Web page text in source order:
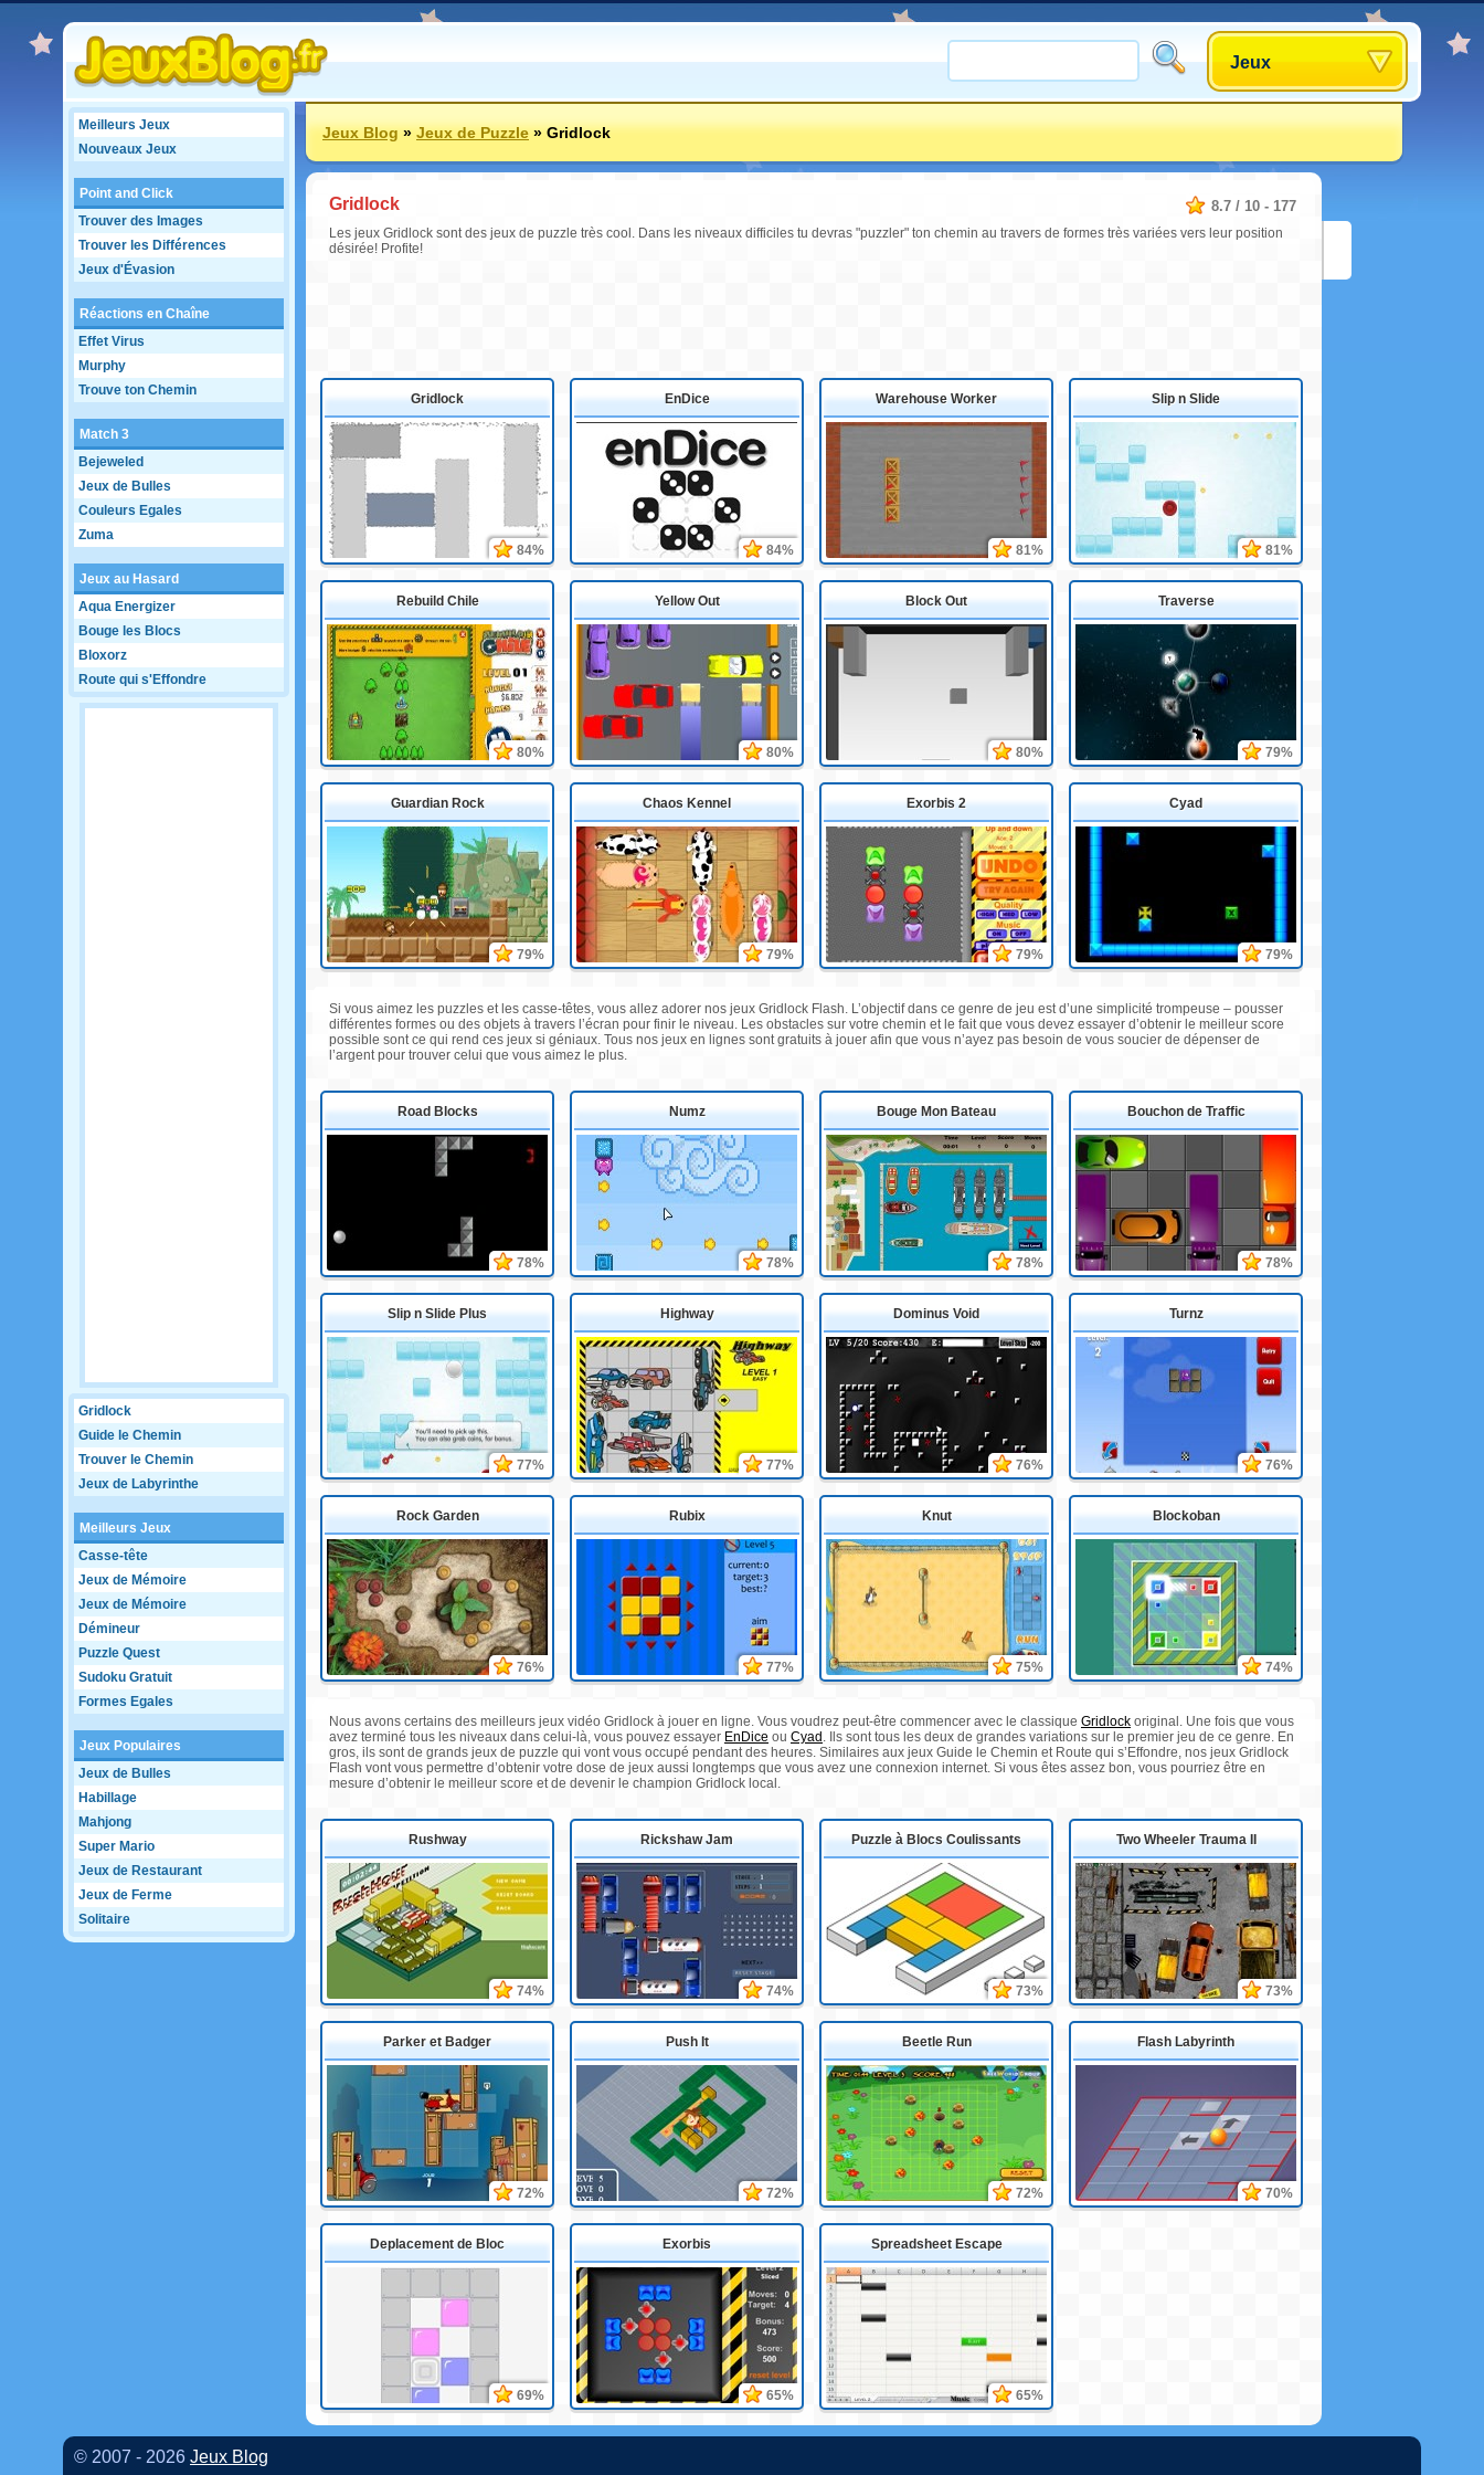
Jeux
Meilleurs Jeux
Nouveaux Jeux
Point and Click
Trouver des Images
Trouver les Différences
Jeux d'Évasion
Réactions en Chaîne
Effet Virus
Murphy
Trouve ton Chemin
Match 3
Bejeweled
Jeux de Bulles
Couleurs Egales
Zuma
Jeux au Hasard
Aqua Energizer
Bouge les Blocs
Bloxorz
Route qui s'Effondre
Gridlock
Guide le Chemin
Trouver le Chemin
Jeux de Labyrinthe
Meilleurs Jeux
Casse-tête
Jeux de Mémoire
Jeux de Mémoire
Démineur
Puzzle Quest
Sudoku Gratuit
Formes Egales
Jeux Populaires
Jeux de Bulles
Habillage
Mahjong
Super Mario
Jeux de Restaurant
Jeux de Ferme
Solitaire
Jeux Blog»Jeux de Puzzle»Gridlock
8.7 / 10 - 177
Gridlock
Les jeux Gridlock sont des jeux de puzzle très cool. Dans les niveaux difficiles tu devras "puzzler" ton chemin au travers de formes très variées vers leur position
désirée! Profite!
Gridlock
84%
EnDice
84%
Warehouse Worker
81%
Slip n Slide
81%
Rebuild Chile
80%
Yellow Out
80%
Block Out
80%
Traverse
79%
Guardian Rock
79%
Chaos Kennel
79%
Exorbis 2
79%
Cyad
79%
Si vous aimez les puzzles et les casse-têtes, vous allez adorer nos jeux Gridlock Flash. L’objectif dans ce genre de jeu est d’une simplicité trompeuse – pousser
différentes formes ou des objets à travers l’écran pour finir le niveau. Les obstacles sur votre chemin et le fait que vous devez essayer d’obtenir le meilleur score
possible sont ce qui rend ces jeux si géniaux. Tous nos jeux en lignes sont gratuits à jouer afin que vous n’ayez pas besoin de vous soucier de dépenser de
l’argent pour trouver celui que vous aimez le plus.
Road Blocks
78%
Numz
78%
Bouge Mon Bateau
78%
Bouchon de Traffic
78%
Slip n Slide Plus
77%
Highway
77%
Dominus Void
76%
Turnz
76%
Rock Garden
76%
Rubix
77%
Knut
75%
Blockoban
74%
Nous avons certains des meilleurs jeux vidéo Gridlock à jouer en ligne. Vous voudrez peut-être commencer avec le classique Gridlock original. Une fois que vous
avez terminé tous les niveaux dans celui-là, vous pouvez essayer EnDice ou Cyad . Ils sont tous les deux de grandes variations sur le premier jeu de ce genre. En
gros, ils sont de grands jeux de puzzle qui vont vous occupé pendant des heures. Similaires aux jeux Guide le Chemin et Route qui s’Effondre, nos jeux Gridlock
Flash vont vous permettre d’obtenir votre dose de jeux aussi longtemps que vous avez une connexion internet. Si vous êtes assez bon, vous pourriez être en
mesure d’obtenir le meilleur score et de devenir le champion Gridlock local.
Rushway
74%
Rickshaw Jam
74%
Puzzle à Blocs Coulissants
73%
Two Wheeler Trauma II
73%
Parker et Badger
72%
Push It
72%
Beetle Run
72%
Flash Labyrinth
70%
Deplacement de Bloc
69%
Exorbis
65%
Spreadsheet Escape
65%
© 2007 - 2026 Jeux Blog